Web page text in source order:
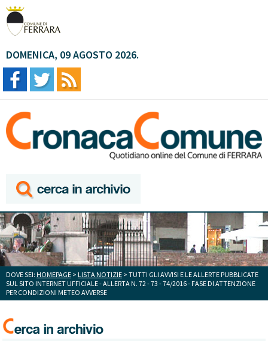
DOMENICA, 09 AGOSTO 2026.
DOVE SEI: HOMEPAGE > LISTA NOTIZIE > TUTTI GLI AVVISI E LE ALLERTE PUBBLICATE
SUL SITO INTERNET UFFICIALE - ALLERTA N. 72 - 73 - 74/2016 - FASE DI ATTENZIONE
PER CONDIZIONI METEO AVVERSE